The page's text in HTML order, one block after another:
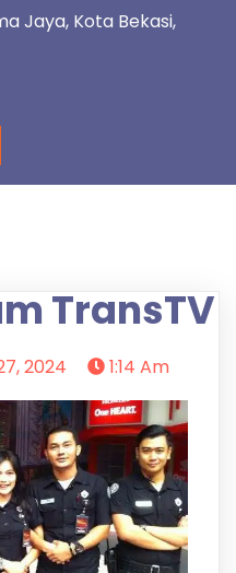
Jaya, Kota Bekasi,
TransTV
2024 1:14 Am